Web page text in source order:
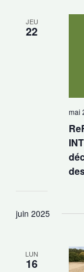
JEU
22
mai
juin 2025
LUN
16